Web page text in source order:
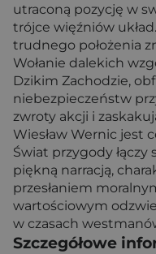
utraconą pozycję w
trójce więźniów
trudnego położenia
Wołanie dalekich
Dzikim Zachodzie,
niebezpieczeństw
zwroty akcji i
Wiesław Wernic jest
Świat przygody łączy
piękną narracją,
przesłaniem
wartościowym
w czasach
Szczegółowe